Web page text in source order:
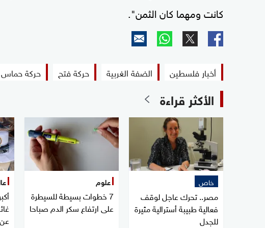
كانت ومهما كان الثمن".
أخبار فلسطين الضفة الغربية حركة فتح حركة حماس
الأكثر قراءة
خاص
مصر.. تحرك عاجل لوقف
فعالية طبيبة أسترالية مثيرة
للجدل
علوم
7 خطوات بسيطة للسيطرة
على ارتفاع سكر الدم صباحا